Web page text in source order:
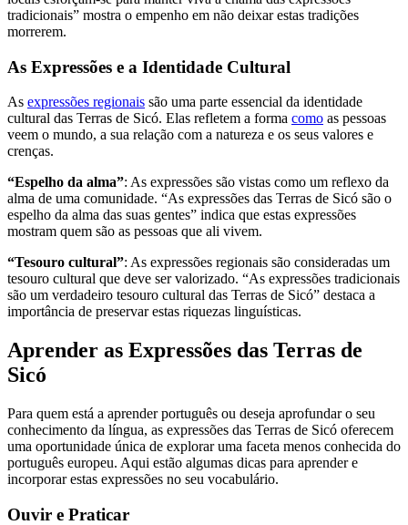
tradicionais” mostra o empenho em não deixar estas tradições
morrerem.
As Expressões e a Identidade Cultural
As expressões regionais são uma parte essencial da identidade
cultural das Terras de Sicó. Elas refletem a forma como as pessoas
veem o mundo, a sua relação com a natureza e os seus valores e
crenças.
“Espelho da alma”: As expressões são vistas como um reflexo da
alma de uma comunidade. “As expressões das Terras de Sicó são o
espelho da alma das suas gentes” indica que estas expressões
mostram quem são as pessoas que ali vivem.
“Tesouro cultural”: As expressões regionais são consideradas um
tesouro cultural que deve ser valorizado. “As expressões tradicionais
são um verdadeiro tesouro cultural das Terras de Sicó” destaca a
importância de preservar estas riquezas linguísticas.
Aprender as Expressões das Terras de
Sicó
Para quem está a aprender português ou deseja aprofundar o seu
conhecimento da língua, as expressões das Terras de Sicó oferecem
uma oportunidade única de explorar uma faceta menos conhecida do
português europeu. Aqui estão algumas dicas para aprender e
incorporar estas expressões no seu vocabulário.
Ouvir e Praticar